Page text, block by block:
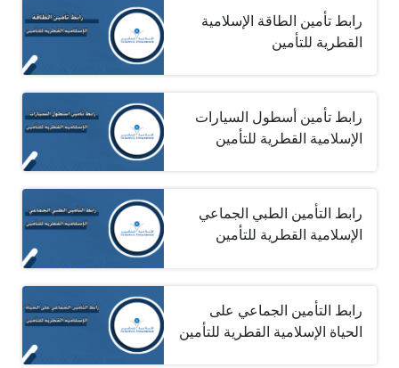
رابط تأمين الطاقة الإسلامية
القطرية للتأمين
رابط تأمين أسطول السيارات
الإسلامية القطرية للتأمين
رابط التأمين الطبي الجماعي
الإسلامية القطرية للتأمين
رابط التأمين الجماعي على
الحياة الإسلامية القطرية للتأمين